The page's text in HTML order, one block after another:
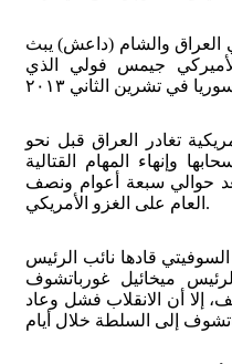
في العراق والشام (داعش) يبث
جيمس فولي الذي
تغادر العراق قبل نحو
وإنهاء المهام القتالية
حوالي سبعة أعوام ونصف
العام على الغزو الأمريكي.
السوفيتي قادها نائب الرئيس
ميخائيل غورباتشوف
إلا أن الانقلاب فشل وعاد